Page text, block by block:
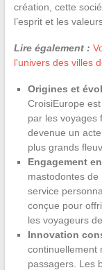
création, cette
l’esprit et les
Lire également :
l'univers des villes
Origines et
CroisiEurope
par les voyages
devenue un
plus grands
Engagement
mastodontes de
service
conçue pour
les voyageurs
Innovation
continuellement
passagers. Les